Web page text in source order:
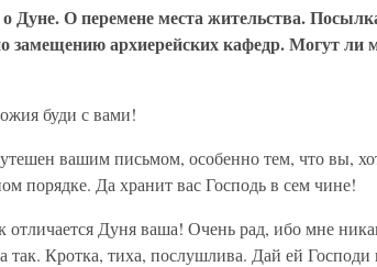
Дуне. О перемене места жительства.
замещению архиерейских кафедр. Могут ли
буди с вами!
вашим письмом, особенно тем, что вы,
порядке. Да хранит вас Господь в сем чине!
отличается Дуня ваша! Очень рад, ибо мне
так. Кротка, тиха, послушлива. Дай ей Господи